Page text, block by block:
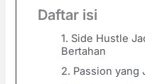
Daftar isi
1. Side Hustle
Bertahan
2. Passion yang